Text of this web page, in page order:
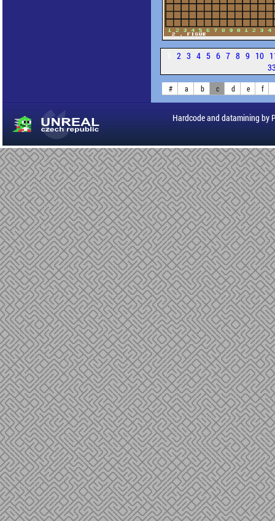
2 3 4 5 6 7 8 9 10
# a b c d e f
Hardcode and datamining by